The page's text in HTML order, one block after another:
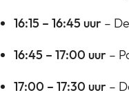
16:15 – 16:45 uur –
16:45 – 17:00 uur –
17:00 – 17:30 uur –